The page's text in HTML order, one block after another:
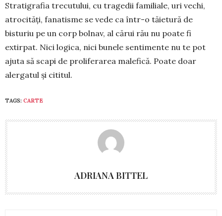
Stratigrafia trecu­tului, cu tragedii familiale, uri vechi,
atroci­tăți, fanatisme se vede ca într-o tăietură de
bisturiu pe un corp bolnav, al cărui rău nu poate fi
extirpat. Nici logica, nici bunele sentimente nu te pot
ajuta să scapi de pro­liferarea malefică. Poate doar
alergatul și cititul.
TAGS: CARTE
ADRIANA BITTEL